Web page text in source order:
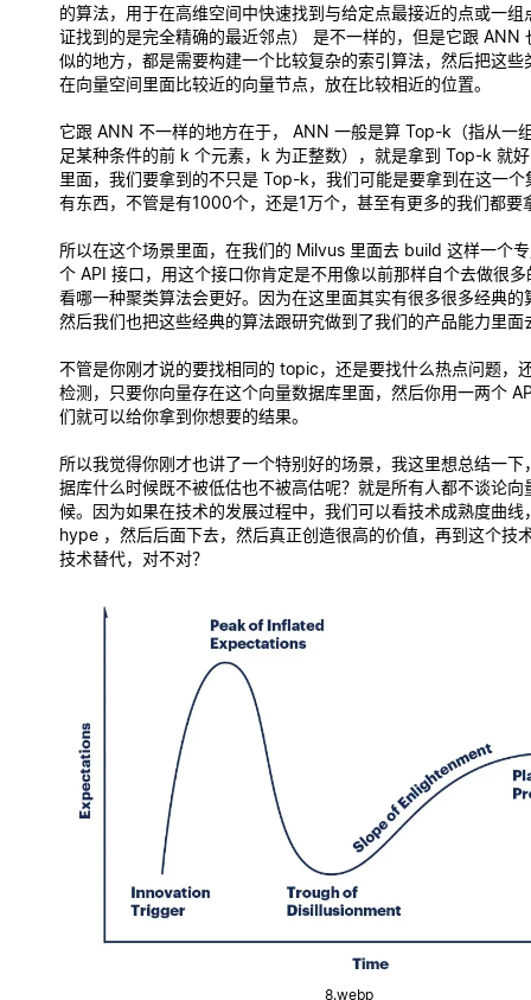
的算法，用于在高维空间中快速找到与给定点最接近的点或一组
证找到的是完全精确的最近邻点） 是不一样的，但是它跟 ANN
似的地方，都是需要构建一个比较复杂的索引算法，然后把这些
在向量空间里面比较近的向量节点，放在比较相近的位置。
它跟 ANN 不一样的地方在于， ANN 一般是算 Top-k（指从一
足某种条件的前 k 个元素，k 为正整数），就是拿到 Top-k 就
里面，我们要拿到的不只是 Top-k，我们可能是要拿到在这一个
有东西，不管是有1000个，还是1万个，甚至有更多的我们都要
所以在这个场景里面，在我们的 Milvus 里面去 build 这样一个
个 API 接口，用这个接口你肯定是不用像以前那样自个去做很
看哪一种聚类算法会更好。因为在这里面其实有很多很多经典的
然后我们也把这些经典的算法跟研究做到了我们的产品能力里面
不管是你刚才说的要找相同的 topic，还是要找什么热点问题，
检测，只要你向量存在这个向量数据库里面，然后你用一两个
们就可以给你拿到你想要的结果。
所以我觉得你刚才也讲了一个特别好的场景，我这里想总结一下
据库什么时候既不被低估也不被高估呢？就是所有人都不谈论向
候。因为如果在技术的发展过程中，我们可以看技术成熟度曲线
hype ，然后后面下去，然后真正创造很高的价值，再到这个技
技术替代，对不对？
8.webp